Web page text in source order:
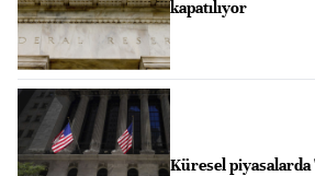
kapatılıyor
Küresel piyasalarda